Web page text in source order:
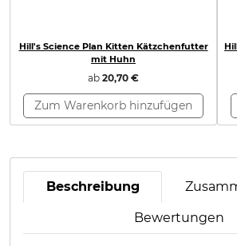
Hill's Science Plan Kitten Kätzchenfutter
mit Huhn
ab 20,70 €
Zum Warenkorb hinzufügen
Beschreibung
Bewertungen